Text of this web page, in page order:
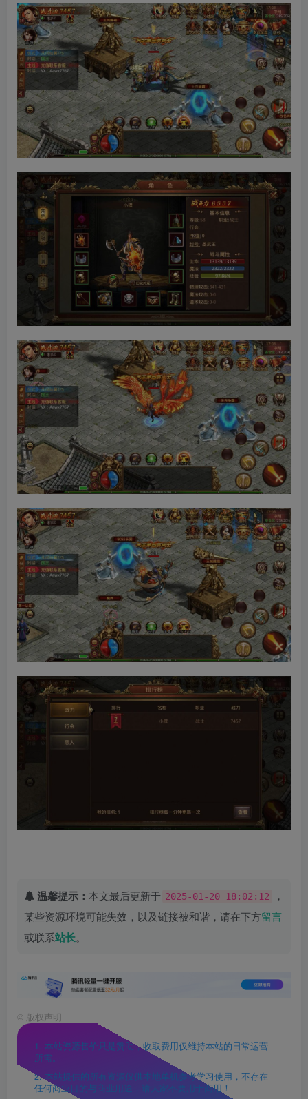
温馨提示： 本文最后更新于 2025-01-20 18:02:12
，
某些资源环境可能失效，以及链接被和谐，请在下方留言
或联系站长。
© 版权声明
1. 本站资源售价只是赞助，收取费用仅维持本站的日常运营
所需。
2. 本站提供的所有资源仅供本地单机参考学习使用，不存在
任何商业目的与商业用途，请大家不要用于商用！